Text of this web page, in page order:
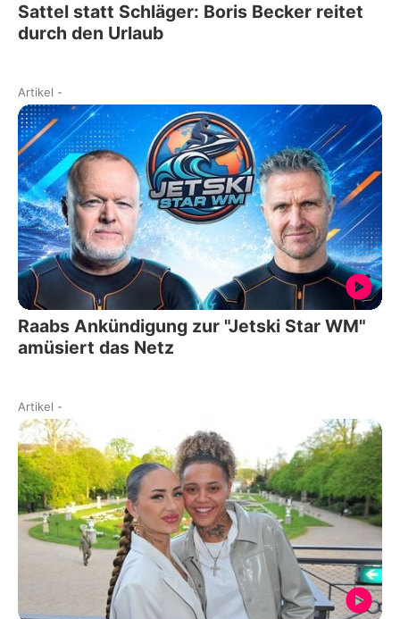
Sattel statt Schläger: Boris Becker reitet
durch den Urlaub
Artikel -
Raabs Ankündigung zur "Jetski Star WM"
amüsiert das Netz
Artikel -